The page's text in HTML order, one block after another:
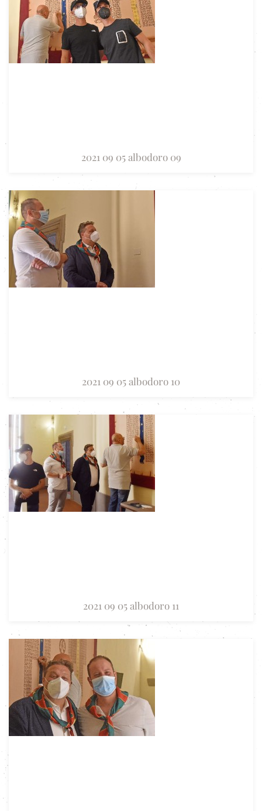
2021 09 05 albodoro 09
2021 09 05 albodoro 10
2021 09 05 albodoro 11